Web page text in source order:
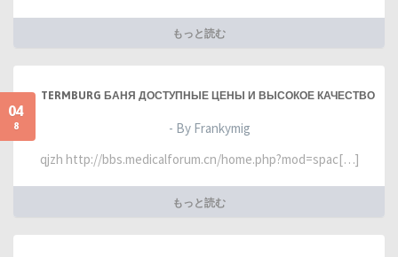
もっと読む
04
8
TERMBURG БАНЯ ДОСТУПНЫЕ ЦЕНЫ И ВЫСОКОЕ КАЧЕСТВО
- By Frankymig
qjzh http://bbs.medicalforum.cn/home.php?mod=spac[…]
もっと読む